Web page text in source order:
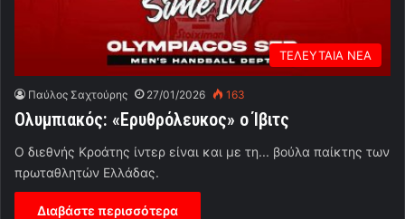
ΤΕΛΕΥΤΑΙΑ ΝΕΑ
Παύλος Σαχτούρης 27/01/2026 163
Ολυμπιακός: «Ερυθρόλευκος» ο Ίβιτς
Ο διεθνής Κροάτης ίντερ είναι και με τη... βούλα παίκτης των
πρωταθλητών Ελλάδας.
Διαβάστε περισσότερα